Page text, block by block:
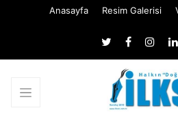
Anasayfa Resim Galerisi